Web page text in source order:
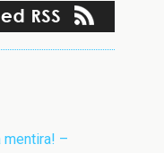
mentira! –